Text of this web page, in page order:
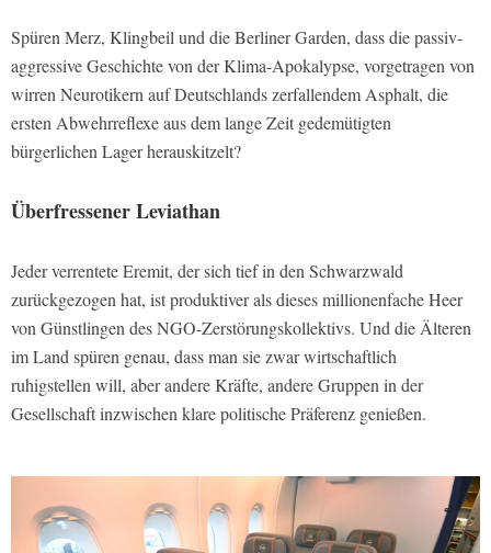
Spüren Merz, Klingbeil und die Berliner Garden, dass die passiv-
aggressive Geschichte von der Klima-Apokalypse, vorgetragen von
wirren Neurotikern auf Deutschlands zerfallendem Asphalt, die
ersten Abwehrreflexe aus dem lange Zeit gedemütigten
bürgerlichen Lager herauskitzelt?
Überfressener Leviathan
Jeder verrentete Eremit, der sich tief in den Schwarzwald
zurückgezogen hat, ist produktiver als dieses millionenfache Heer
von Günstlingen des NGO-Zerstörungskollektivs. Und die Älteren
im Land spüren genau, dass man sie zwar wirtschaftlich
ruhigstellen will, aber andere Kräfte, andere Gruppen in der
Gesellschaft inzwischen klare politische Präferenz genießen.